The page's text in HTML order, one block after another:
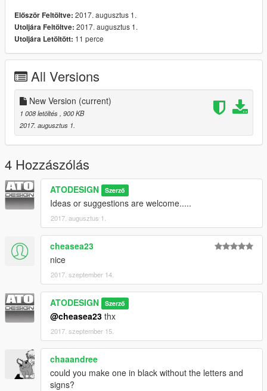
Először Feltöltve: 2017. augusztus 1.
Utoljára Feltöltve: 2017. augusztus 1.
Utoljára Letöltött: 11 perce
All Versions
New Version (current)
1 008 letöltés , 900 KB
2017. augusztus 1.
4 Hozzászólás
ATODESIGN Szerző
Ideas or suggestions are welcome.....
2017. augusztus 1.
cheasea23
nice
2017. szeptember 14.
ATODESIGN Szerző
@cheasea23 thx
2017. szeptember 15.
chaaandree
could you make one in black without the letters and
signs?